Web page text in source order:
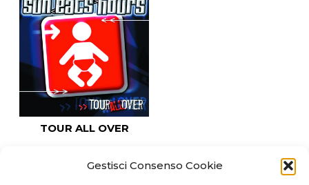
Gestisci Consenso Cookie
TOUR ALL OVER
ACQUISTA